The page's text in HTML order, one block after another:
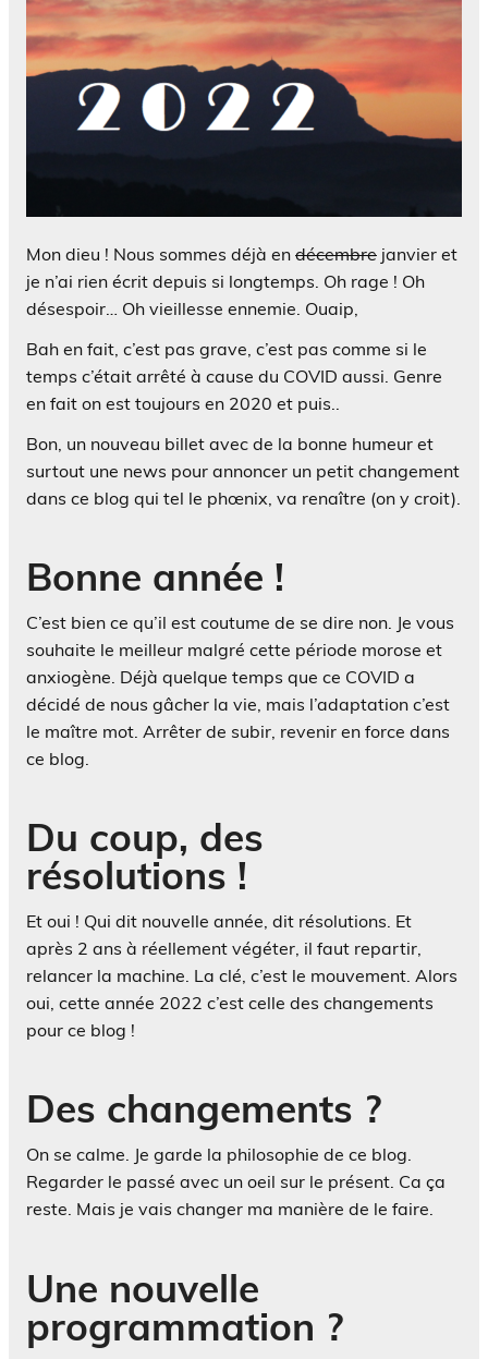
Mon dieu ! Nous sommes déjà en décembre janvier et
je n’ai rien écrit depuis si longtemps. Oh rage ! Oh
désespoir… Oh vieillesse ennemie. Ouaip,
Bah en fait, c’est pas grave, c’est pas comme si le
temps c’était arrêté à cause du COVID aussi. Genre
en fait on est toujours en 2020 et puis..
Bon, un nouveau billet avec de la bonne humeur et
surtout une news pour annoncer un petit changement
dans ce blog qui tel le phœnix, va renaître (on y croit).
Bonne année !
C’est bien ce qu’il est coutume de se dire non. Je vous
souhaite le meilleur malgré cette période morose et
anxiogène. Déjà quelque temps que ce COVID a
décidé de nous gâcher la vie, mais l’adaptation c’est
le maître mot. Arrêter de subir, revenir en force dans
ce blog.
Du coup, des
résolutions !
Et oui ! Qui dit nouvelle année, dit résolutions. Et
après 2 ans à réellement végéter, il faut repartir,
relancer la machine. La clé, c’est le mouvement. Alors
oui, cette année 2022 c’est celle des changements
pour ce blog !
Des changements ?
On se calme. Je garde la philosophie de ce blog.
Regarder le passé avec un oeil sur le présent. Ca ça
reste. Mais je vais changer ma manière de le faire.
Une nouvelle
programmation ?